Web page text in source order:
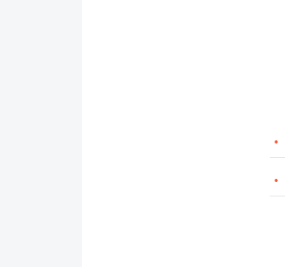

